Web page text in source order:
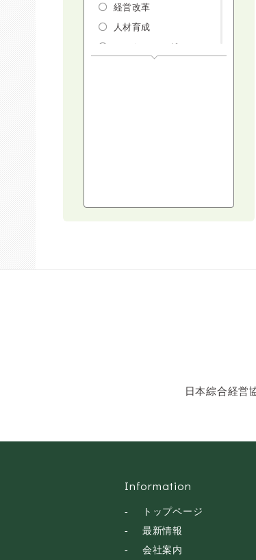
経営改革
人材育成
マーケティング
スポーツ
俳優・タレント・モ
落語・講談・色物
日本綜合経営
Information
トップページ
最新情報
会社案内